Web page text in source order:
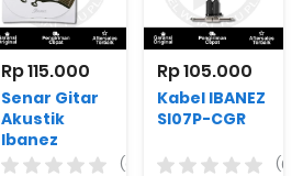
Rp 115.000
Senar Gitar
Akustik
Ibanez
IACS62C +
(0)
Rp 105.000
Kabel IBANEZ
SI07P-CGR
(0)